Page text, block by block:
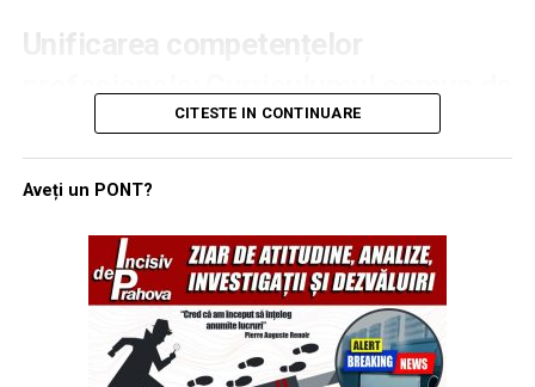
Unificarea competențelor
profesionale: Curriculumul comun de
formare devine pilonul central al
proiectului SAFE
fost validarea unui curriculum de formare unitar, care să
reflecte experiența și necesitățile instituțiilor partenere
din ambele țări. Conform reprezentanților proiectului,
acest document este esențial pentru consolidarea
cooperării în domeniul managementului integrat al
CITESTE IN CONTINUARE
Aveți un PONT?